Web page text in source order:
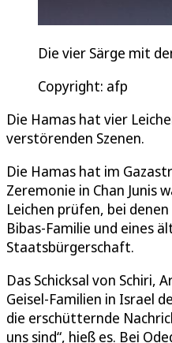
Die vier Särge mit
Copyright: afp
Die Hamas hat vier
verstörenden Szenen.
Die Hamas hat im
Zeremonie in Chan Junis
Leichen prüfen, bei
Bibas-Familie und eines
Staatsbürgerschaft.
Das Schicksal von
Geisel-Familien in Israel
die erschütternde
uns sind“, hieß es. Bei